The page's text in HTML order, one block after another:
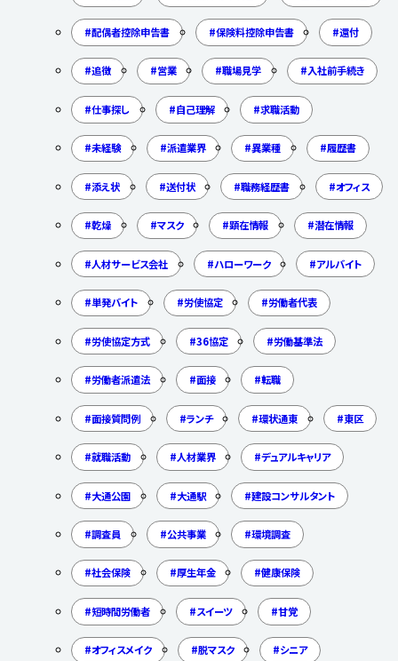
配偶者控除申告書 保険料控除申告書 還付
追徴 営業 職場見学 入社前手続き
仕事探し 自己理解 求職活動
未経験 派遣業界 異業種 履歴書
添え状 送付状 職務経歴書 オフィス
乾燥 マスク 顕在情報 潜在情報
人材サービス会社 ハローワーク アルバイト
単発バイト 労使協定 労働者代表
労使協定方式 36協定 労働基準法
労働者派遣法 面接 転職
面接質問例 ランチ 環状通東 東区
就職活動 人材業界 デュアルキャリア
大通公園 大通駅 建設コンサルタント
調査員 公共事業 環境調査
社会保険 厚生年金 健康保険
短時間労働者 スイーツ 甘党
オフィスメイク 脱マスク シニア